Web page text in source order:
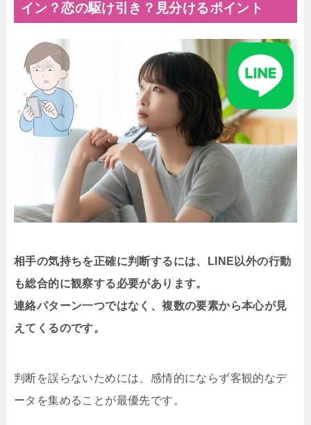
イン？恋の駆け引き？見分けるポイント
相手の気持ちを正確に判断するには、LINE以外の行動
も総合的に観察する必要があります。
連絡パターン一つではなく、複数の要素から本心が見
えてくるのです。
判断を誤らないためには、感情的にならず客観的なデ
ータを集めることが最優先です。